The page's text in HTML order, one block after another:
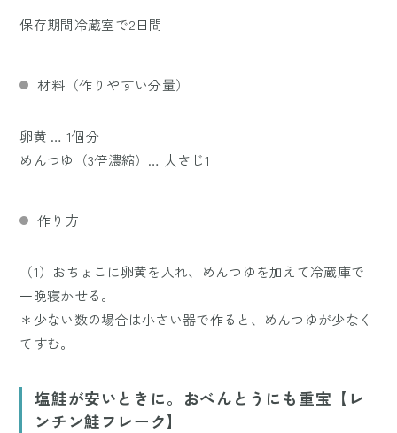
保存期間冷蔵室で2日間
材料（作りやすい分量）
卵黄 … 1個分
めんつゆ（3倍濃縮）… 大さじ1
作り方
（1）おちょこに卵黄を入れ、めんつゆを加えて冷蔵庫で
一晩寝かせる。
＊少ない数の場合は小さい器で作ると、めんつゆが少なく
てすむ。
塩鮭が安いときに。おべんとうにも重宝【レ
ンチン鮭フレーク】